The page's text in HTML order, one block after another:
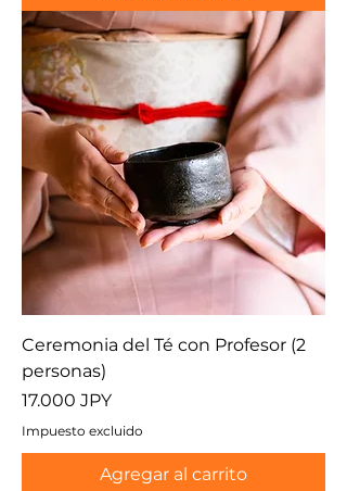
Ceremonia del Té con Profesor (2
personas)
Precio
17.000 JPY
Impuesto excluido
Agregar al carrito